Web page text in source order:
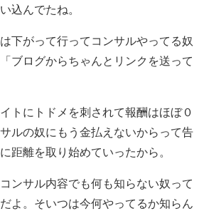
込んでたね。
下がって行ってコンサルやってる奴
ブログからちゃんとリンクを送って
トにトドメを刺されて報酬はほぼ０
ルの奴にもう金払えないからって告
距離を取り始めていったから。
ンサル内容でも何も知らない奴って
よ。そいつは今何やってるか知らん